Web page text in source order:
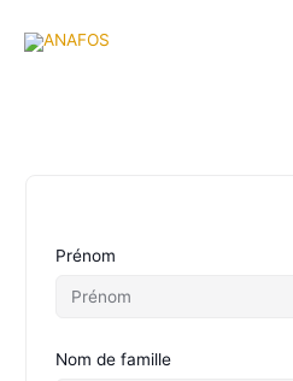
Prénom
Nom de famille